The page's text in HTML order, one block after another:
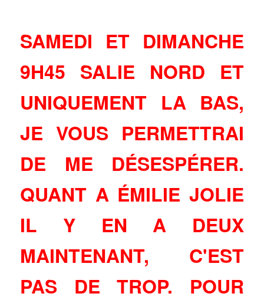
SAMEDI ET DIMANCHE
9H45 SALIE NORD ET
UNIQUEMENT LA BAS,
JE VOUS PERMETTRAI
DE ME DÉSESPÉRER.
QUANT A ÉMILIE JOLIE
IL Y EN A DEUX
MAINTENANT, C'EST
PAS DE TROP. POUR